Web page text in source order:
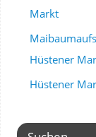
Markt
Hüstener
Hüstener